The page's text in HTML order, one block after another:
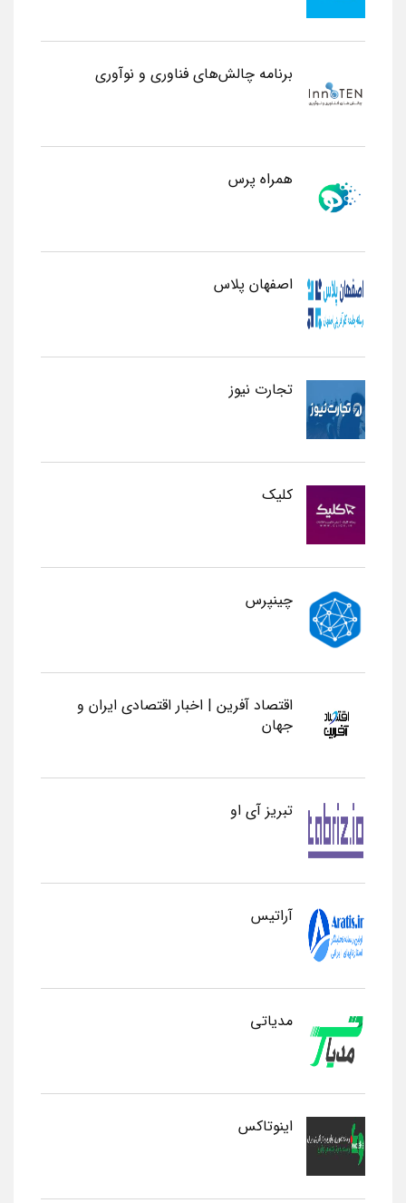
برنامه چالش‌های فناوری و نوآوری
همراه پرس
اصفهان پلاس
تجارت نیوز
کلیک
چینپرس
اقتصاد آفرین | اخبار اقتصادی ایران و
جهان
تبریز آی او
آراتیس
مدیاتی
اینوتاکس